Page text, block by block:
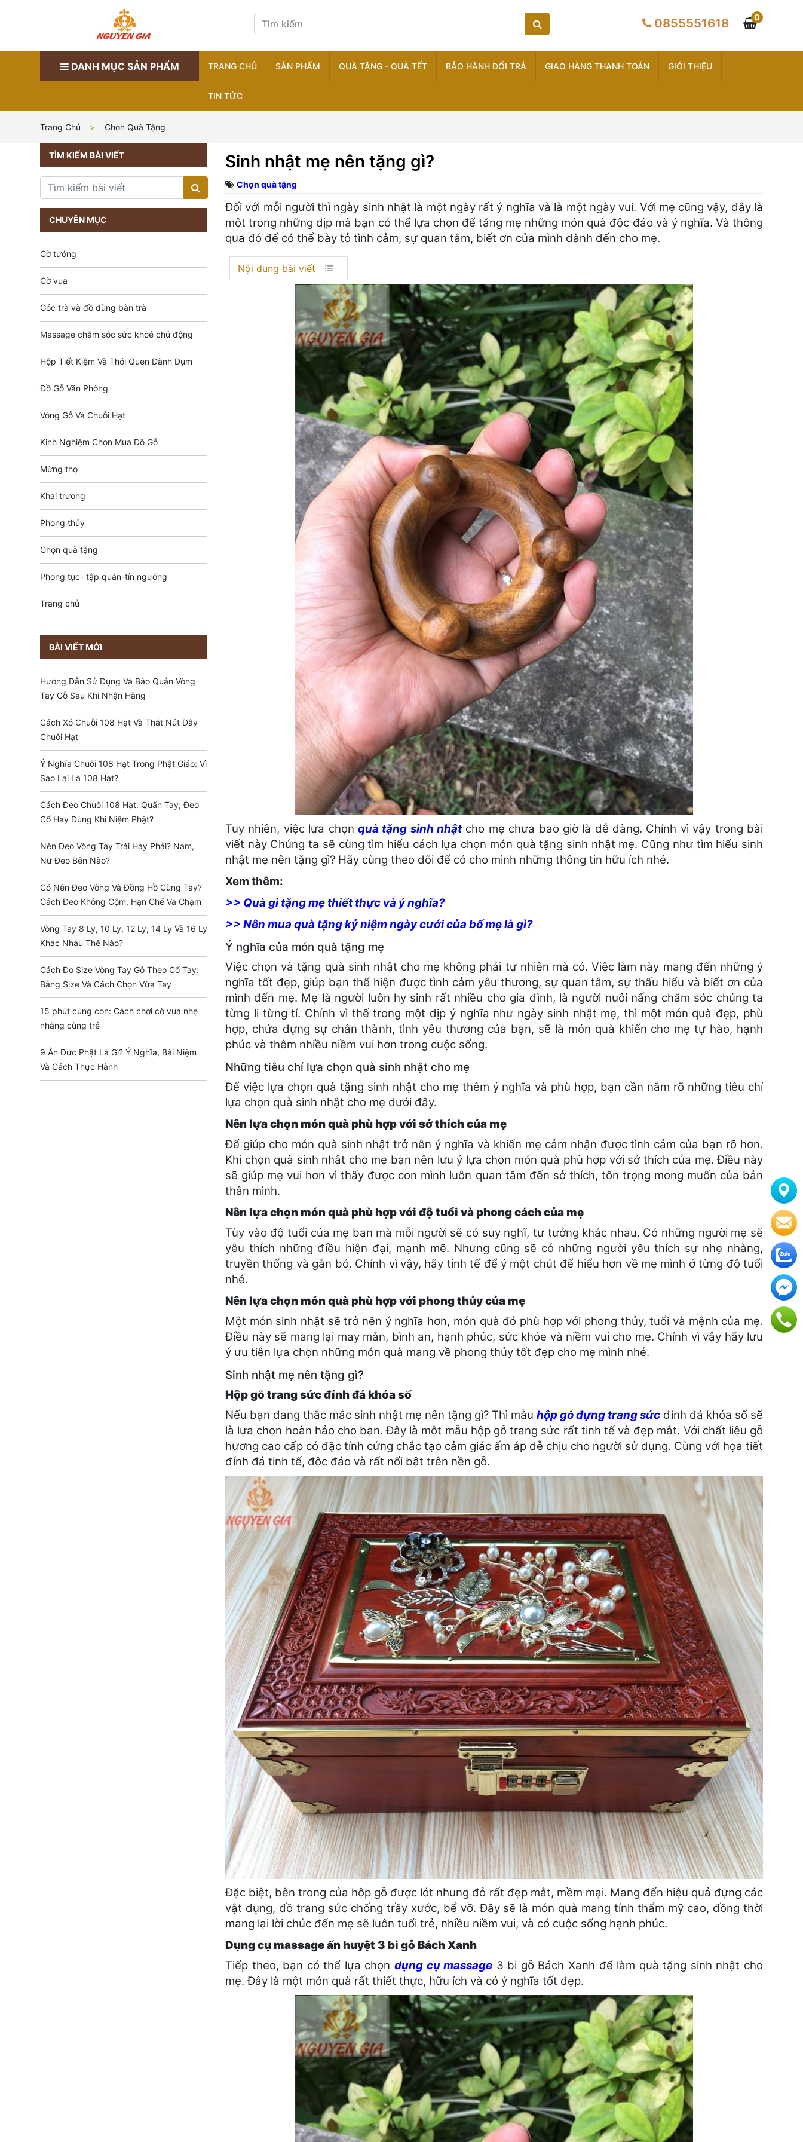
0855551618 0
DANH MỤC SẢN PHẨM TRANG CHỦ SẢN PHẨM QUÀ TẶNG - QUÀ TẾT BẢO HÀNH ĐỔI TRẢ GIAO HÀNG THANH TOÁN GIỚI THIỆU
TIN TỨC
Trang Chủ Chọn Quà Tặng
TÌM KIẾM BÀI VIẾT
CHUYÊN MỤC
Cờ tướng
Cờ vua
Góc trà và đồ dùng bàn trà
Massage chăm sóc sức khoẻ chủ động
Hộp Tiết Kiệm Và Thói Quen Dành Dụm
Đồ Gỗ Văn Phòng
Vòng Gỗ Và Chuỗi Hạt
Kinh Nghiệm Chọn Mua Đồ Gỗ
Mừng thọ
Khai trương
Phong thủy
Chọn quà tặng
Phong tục- tập quán-tín ngưỡng
Trang chủ
BÀI VIẾT MỚI
Hướng Dẫn Sử Dụng Và Bảo Quản Vòng
Tay Gỗ Sau Khi Nhận Hàng
Cách Xỏ Chuỗi 108 Hạt Và Thắt Nút Dây
Chuỗi Hạt
Ý Nghĩa Chuỗi 108 Hạt Trong Phật Giáo: Vì
Sao Lại Là 108 Hạt?
Cách Đeo Chuỗi 108 Hạt: Quấn Tay, Đeo
Cổ Hay Dùng Khi Niệm Phật?
Nên Đeo Vòng Tay Trái Hay Phải? Nam,
Nữ Đeo Bên Nào?
Có Nên Đeo Vòng Và Đồng Hồ Cùng Tay?
Cách Đeo Không Cộm, Hạn Chế Va Chạm
Vòng Tay 8 Ly, 10 Ly, 12 Ly, 14 Ly Và 16 Ly
Khác Nhau Thế Nào?
Cách Đo Size Vòng Tay Gỗ Theo Cổ Tay:
Bảng Size Và Cách Chọn Vừa Tay
15 phút cùng con: Cách chơi cờ vua nhẹ
nhàng cùng trẻ
9 Ân Đức Phật Là Gì? Ý Nghĩa, Bài Niệm
Và Cách Thực Hành
Sinh nhật mẹ nên tặng gì?
Chọn quà tặng
Đối với mỗi người thì ngày sinh nhật là một ngày rất ý nghĩa và là một ngày vui. Với mẹ cũng vậy, đây là
một trong những dịp mà bạn có thể lựa chọn để tặng mẹ những món quà độc đáo và ý nghĩa. Và thông
qua đó để có thể bày tỏ tình cảm, sự quan tâm, biết ơn của mình dành đến cho mẹ.
Nội dung bài viết
Tuy nhiên, việc lựa chọn quà tặng sinh nhậtcho mẹ chưa bao giờ là dễ dàng. Chính vì vậy trong bài
viết này Chúng ta sẽ cùng tìm hiểu cách lựa chọn món quà tặng sinh nhật mẹ. Cũng như tìm hiểu sinh
nhật mẹ nên tặng gì? Hãy cùng theo dõi để có cho mình những thông tin hữu ích nhé.
Xem thêm:
>> Quà gì tặng mẹ thiết thực và ý nghĩa?
>> Nên mua quà tặng kỷ niệm ngày cưới của bố mẹ là gì?
Ý nghĩa của món quà tặng mẹ
Việc chọn và tặng quà sinh nhật cho mẹ không phải tự nhiên mà có. Việc làm này mang đến những ý
nghĩa tốt đẹp, giúp bạn thể hiện được tình cảm yêu thương, sự quan tâm, sự thấu hiểu và biết ơn của
mình đến mẹ. Mẹ là người luôn hy sinh rất nhiều cho gia đình, là người nuôi nấng chăm sóc chúng ta
từng li từng tí. Chính vì thế trong một dịp ý nghĩa như ngày sinh nhật mẹ, thì một món quà đẹp, phù
hợp, chứa đựng sự chân thành, tình yêu thương của bạn, sẽ là món quà khiến cho mẹ tự hào, hạnh
phúc và thêm nhiều niềm vui hơn trong cuộc sống.
Những tiêu chí lựa chọn quà sinh nhật cho mẹ
Để việc lựa chọn quà tặng sinh nhật cho mẹ thêm ý nghĩa và phù hợp, bạn cần nắm rõ những tiêu chí
lựa chọn quà sinh nhật cho mẹ dưới đây.
Nên lựa chọn món quà phù hợp với sở thích của mẹ
Để giúp cho món quà sinh nhật trở nên ý nghĩa và khiến mẹ cảm nhận được tình cảm của bạn rõ hơn.
Khi chọn quà sinh nhật cho mẹ bạn nên lưu ý lựa chọn món quà phù hợp với sở thích của mẹ. Điều này
sẽ giúp mẹ vui hơn vì thấy được con mình luôn quan tâm đến sở thích, tôn trọng mong muốn của bản
thân mình.
Nên lựa chọn món quà phù hợp với độ tuổi và phong cách của mẹ
Tùy vào độ tuổi của mẹ bạn mà mỗi người sẽ có suy nghĩ, tư tưởng khác nhau. Có những người mẹ sẽ
yêu thích những điều hiện đại, mạnh mẽ. Nhưng cũng sẽ có những người yêu thích sự nhẹ nhàng,
truyền thống và gắn bó. Chính vì vậy, hãy tinh tế để ý một chút để hiểu hơn về mẹ mình ở từng độ tuổi
nhé.
Nên lựa chọn món quà phù hợp với phong thủy của mẹ
Một món sinh nhật sẽ trở nên ý nghĩa hơn, món quà đó phù hợp với phong thủy, tuổi và mệnh của mẹ.
Điều này sẽ mang lại may mắn, bình an, hạnh phúc, sức khỏe và niềm vui cho mẹ. Chính vì vậy hãy lưu
ý ưu tiên lựa chọn những món quà mang về phong thủy tốt đẹp cho mẹ mình nhé.
Sinh nhật mẹ nên tặng gì?
Hộp gỗ trang sức đính đá khóa số
Nếu bạn đang thắc mắc sinh nhật mẹ nên tặng gì? Thì mẫu hộp gỗ đựng trang sức đính đá khóa số sẽ
là lựa chọn hoàn hảo cho bạn. Đây là một mẫu hộp gỗ trang sức rất tinh tế và đẹp mắt. Với chất liệu gỗ
hương cao cấp có đặc tính cứng chắc tạo cảm giác ấm áp dễ chịu cho người sử dụng. Cùng với họa tiết
đính đá tinh tế, độc đáo và rất nổi bật trên nền gỗ.
Đặc biệt, bên trong của hộp gỗ được lót nhung đỏ rất đẹp mắt, mềm mại. Mang đến hiệu quả đựng các
vật dụng, đồ trang sức chống trầy xước, bể vỡ. Đây sẽ là món quà mang tính thẩm mỹ cao, đồng thời
mang lại lời chúc đến mẹ sẽ luôn tuổi trẻ, nhiều niềm vui, và có cuộc sống hạnh phúc.
Dụng cụ massage ấn huyệt 3 bi gỗ Bách Xanh
Tiếp theo, bạn có thể lựa chọn dụng cụ massage 3 bi gỗ Bách Xanh để làm quà tặng sinh nhật cho
mẹ. Đây là một món quà rất thiết thực, hữu ích và có ý nghĩa tốt đẹp.